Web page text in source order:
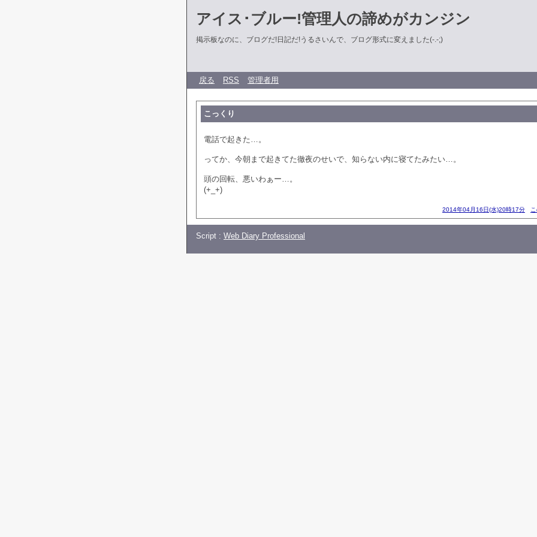
アイス･ブルー!管理人の諦めがカンジン
掲示板なのに、ブログだ!日記だ!うるさいんで、ブログ形式に変えました(-.-;)
戻る RSS 管理者用
こっくり
電話で起きた…。
ってか、今朝まで起きてた徹夜のせいで、知らない内に寝てたみたい…。
頭の回転、悪いわぁー…。
(+_+)
2014年04月16日(水)20時17分
Script : Web Diary Professional